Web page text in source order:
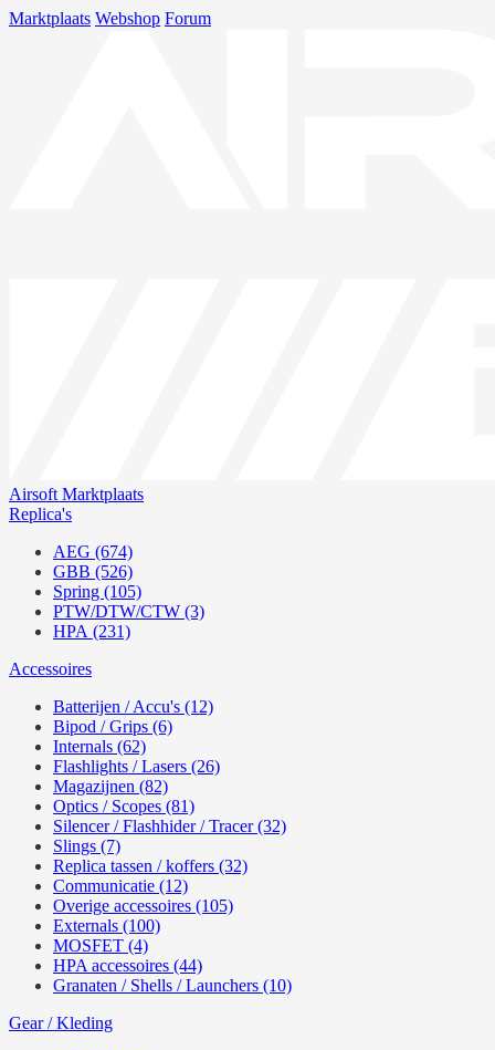
Marktplaats Webshop Forum
Airsoft Marktplaats
Replica's
AEG (674)
GBB (526)
Spring (105)
PTW/DTW/CTW (3)
HPA (231)
Accessoires
Batterijen / Accu's (12)
Bipod / Grips (6)
Internals (62)
Flashlights / Lasers (26)
Magazijnen (82)
Optics / Scopes (81)
Silencer / Flashhider / Tracer (32)
Slings (7)
Replica tassen / koffers (32)
Communicatie (12)
Overige accessoires (105)
Externals (100)
MOSFET (4)
HPA accessoires (44)
Granaten / Shells / Launchers (10)
Gear / Kleding